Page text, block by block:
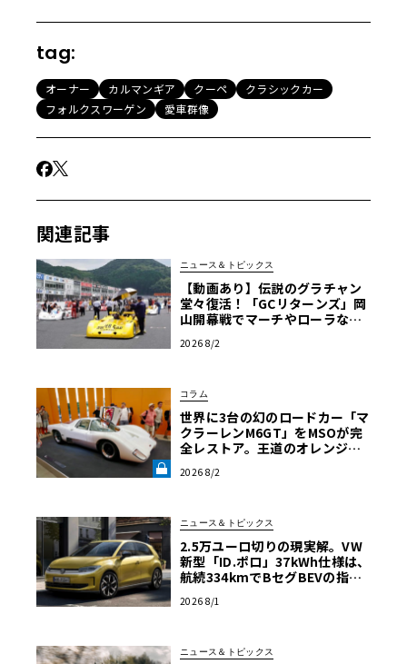
tag:
オーナー カルマンギア クーペ
クラシックカー
フォルクスワーゲン
愛車群像
関連記事
ニュース＆トピックス
【動画あり】伝説のグラチャン
堂々復活！「GCリターンズ」岡
山開幕戦でマーチやローラなど
2026 8/2
コラム
世界に3台の幻のロードカー「マ
クラーレンM6GT」をMSOが完
全レストア。王道のオレンジで
【グッドウッドFoS 2026】《LE
2026 8/2
ニュース＆トピックス
2.5万ユーロ切りの現実解。VW
新型「ID.ポロ」37kWh仕様は、
航続334kmでBセグBEVの指標
2026 8/1
ニュース＆トピックス